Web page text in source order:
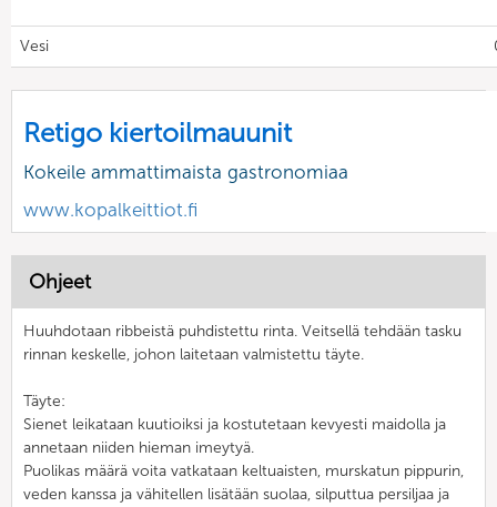
Vesi
Retigo kiertoilmauunit
Kokeile ammattimaista gastronomiaa
www.kopalkeittiot.fi
Ohjeet
Huuhdotaan ribbeistä puhdistettu rinta. Veitsellä tehdään tasku
rinnan keskelle, johon laitetaan valmistettu täyte.
Täyte:
Sienet leikataan kuutioiksi ja kostutetaan kevyesti maidolla ja
annetaan niiden hieman imeytyä.
Puolikas määrä voita vatkataan keltuaisten, murskatun pippurin,
veden kanssa ja vähitellen lisätään suolaa, silputtua persiljaa ja